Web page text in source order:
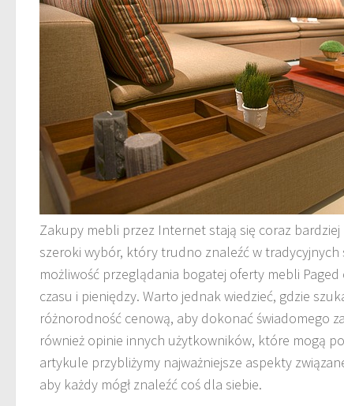
Zakupy mebli przez Internet stają się coraz
szeroki wybór, który trudno znaleźć w tradycyjnych
możliwość przeglądania bogatej oferty mebli
czasu i pieniędzy. Warto jednak wiedzieć, gdzie
różnorodność cenową, aby dokonać świadomego
również opinie innych użytkowników, które mogą
artykule przybliżymy najważniejsze aspekty
aby każdy mógł znaleźć coś dla siebie.